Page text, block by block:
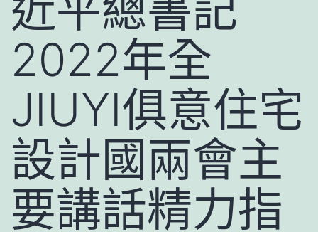
2022年全
JIUYI俱意住宅
設計國兩會主
要講話精力指